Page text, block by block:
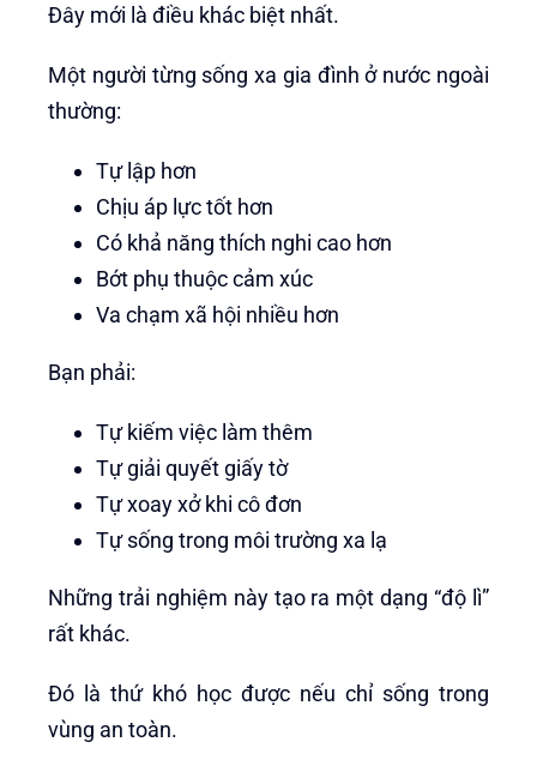
Đây mới là điều khác biệt nhất.
Một người từng sống xa gia đình ở nước ngoài
thường:
Tự lập hơn
Chịu áp lực tốt hơn
Có khả năng thích nghi cao hơn
Bớt phụ thuộc cảm xúc
Va chạm xã hội nhiều hơn
Bạn phải:
Tự kiếm việc làm thêm
Tự giải quyết giấy tờ
Tự xoay xở khi cô đơn
Tự sống trong môi trường xa lạ
Những trải nghiệm này tạo ra một dạng “độ lì”
rất khác.
Đó là thứ khó học được nếu chỉ sống trong
vùng an toàn.